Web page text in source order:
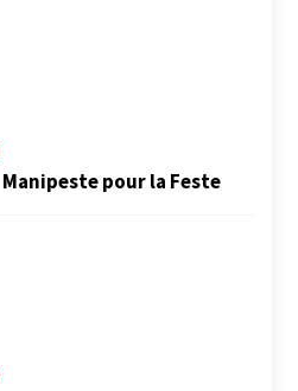
Manipeste pour la Feste